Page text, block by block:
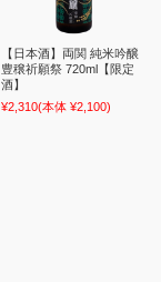
【日本酒】両関 純米吟醸
豊穣祈願祭 720ml【限定
酒】
¥2,310(本体 ¥2,100)